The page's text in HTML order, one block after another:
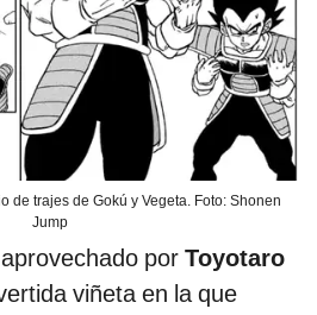
de trajes de Gokú y Vegeta. Foto: Shonen
Jump
por Toyotaro
viñeta en la que